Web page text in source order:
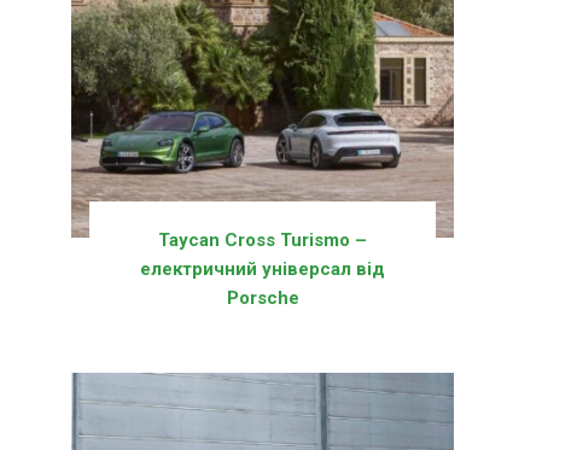
Taycan Cross Turismo –
електричний універсал від
Porsche